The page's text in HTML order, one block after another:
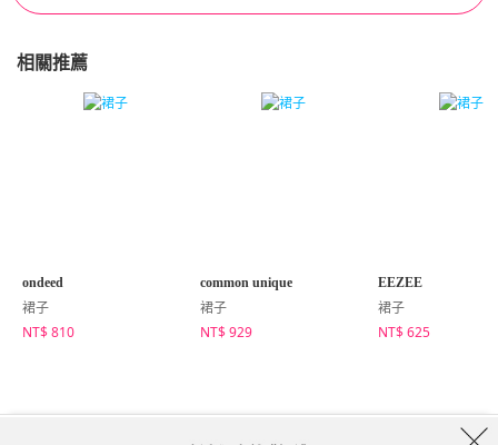
相關推薦
ondeed
裙子
NT$ 810
common unique
裙子
NT$ 929
EEZEE
裙子
NT$ 625